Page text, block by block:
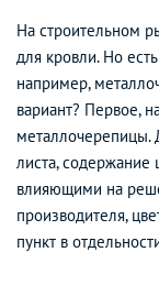
На строительном
для кровли. Но
например,
вариант? Первое,
металлочерепицы.
листа, содержание
влияющими на
производителя,
пункт в